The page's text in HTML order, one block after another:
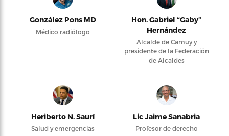
González Pons MD
Médico radiólogo
Hon. Gabriel “Gaby”
Hernández
Alcalde de Camuy y
presidente de la Federación
de Alcaldes
Heriberto N. Saurí
Salud y emergencias
Lic Jaime Sanabria
Profesor de derecho